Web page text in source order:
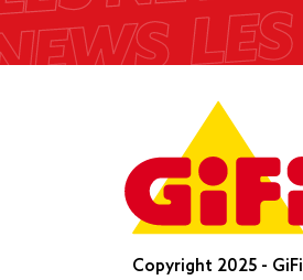
Copyright 2025 - GiFi